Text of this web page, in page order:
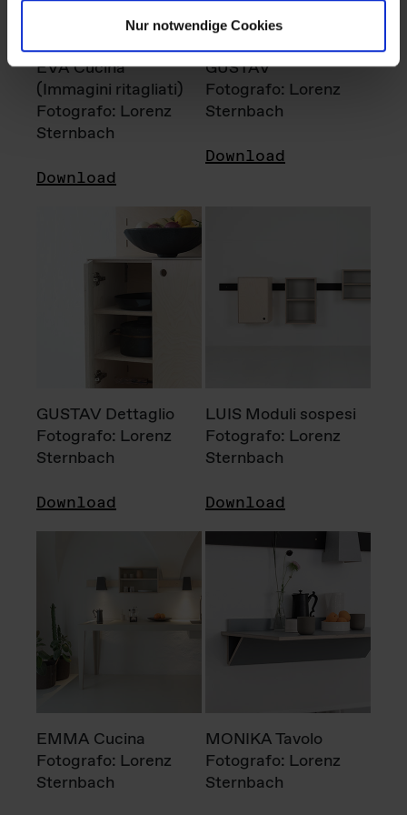
Nur notwendige Cookies
EVA Cucina
(Immagini ritagliati)
Fotografo: Lorenz
Sternbach
Download
GUSTAV
Fotografo: Lorenz
Sternbach
Download
GUSTAV Dettaglio
Fotografo: Lorenz
Sternbach
Download
LUIS Moduli sospesi
Fotografo: Lorenz
Sternbach
Download
EMMA Cucina
Fotografo: Lorenz
Sternbach
MONIKA Tavolo
Fotografo: Lorenz
Sternbach